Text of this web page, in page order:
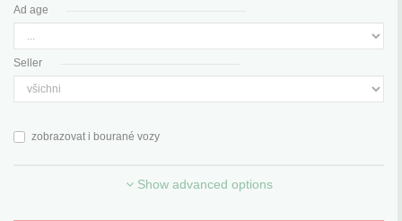
Ad age
Seller
zobrazovat i bourané vozy
Show advanced options